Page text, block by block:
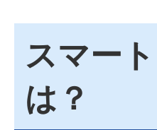
スマー
は？